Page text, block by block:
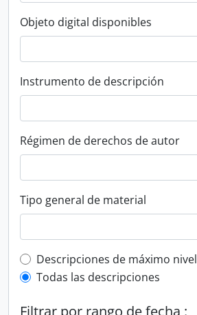
Objeto digital disponibles
Instrumento de descripción
Régimen de derechos de autor
Tipo general de material
Top-level description filter
Descripciones de máximo nivel
Todas las descripciones
Filtrar por rango de fecha :